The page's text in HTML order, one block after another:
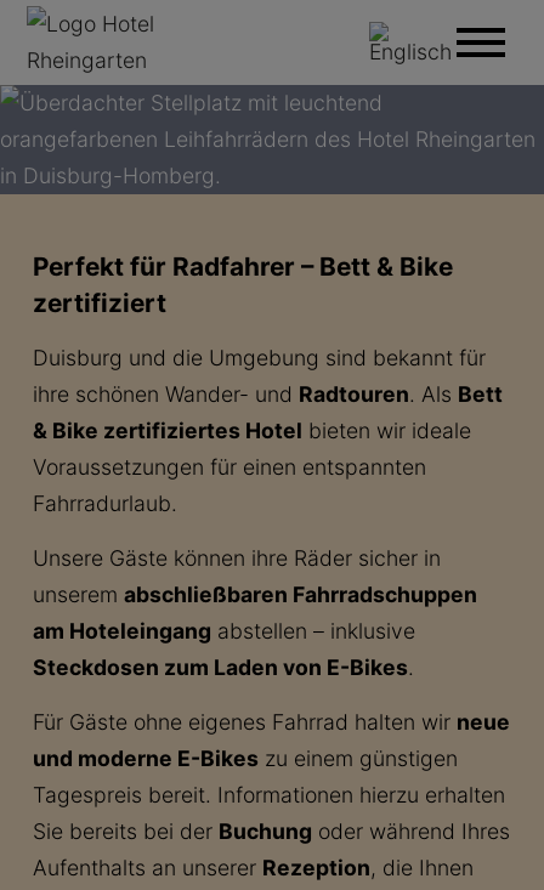
Perfekt für Radfahrer – Bett & Bike
zertifiziert
Duisburg und die Umgebung sind bekannt für
ihre schönen Wander- und Radtouren. Als Bett
& Bike zertifiziertes Hotel bieten wir ideale
Voraussetzungen für einen entspannten
Fahrradurlaub.
Unsere Gäste können ihre Räder sicher in
unserem abschließbaren Fahrradschuppen
am Hoteleingang abstellen – inklusive
Steckdosen zum Laden von E-Bikes.
Für Gäste ohne eigenes Fahrrad halten wir neue
und moderne E-Bikes zu einem günstigen
Tagespreis bereit. Informationen hierzu erhalten
Sie bereits bei der Buchung oder während Ihres
Aufenthalts an unserer Rezeption, die Ihnen